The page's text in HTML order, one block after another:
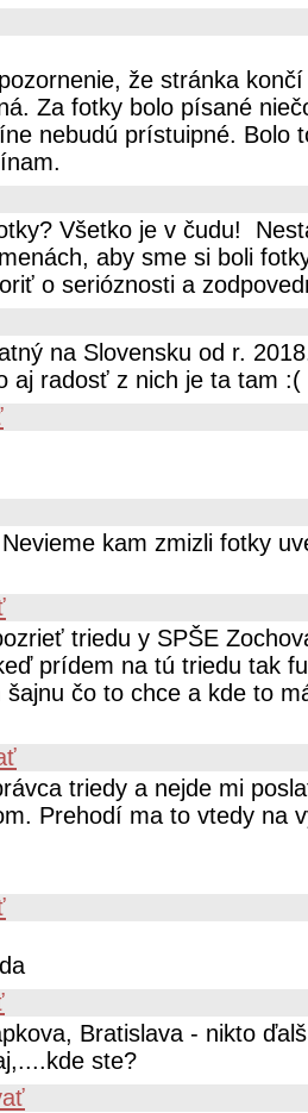
že stránka
Za fotky bolo písané
nebudú prístuipné. Bolo
Všetko je v čudu!
aby sme si boli
o serióznosti a
na Slovensku od r.
aj radosť z nich je ta tam :(
kam zmizli fotky
triedu y SPŠE
prídem na tú triedu tak
šajnu čo to chce a kde to
triedy a nejde mi
Prehodí ma to vtedy na
Bratislava - nikto
ste?